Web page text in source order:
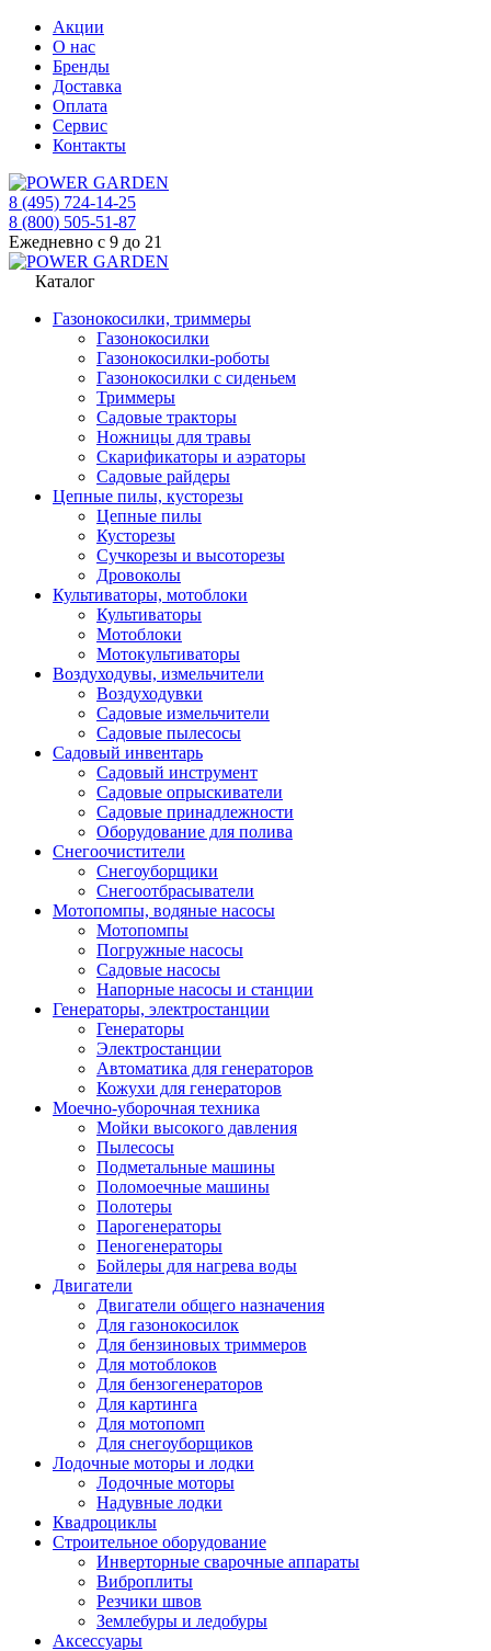
Акции
О нас
Бренды
Доставка
Оплата
Сервис
Контакты
8 (495) 724-14-25
8 (800) 505-51-87
Ежедневно с 9 до 21
Каталог
Газонокосилки, триммеры
Газонокосилки
Газонокосилки-роботы
Газонокосилки с сиденьем
Триммеры
Садовые тракторы
Ножницы для травы
Скарификаторы и аэраторы
Садовые райдеры
Цепные пилы, кусторезы
Цепные пилы
Кусторезы
Сучкорезы и высоторезы
Дровоколы
Культиваторы, мотоблоки
Культиваторы
Мотоблоки
Мотокультиваторы
Воздуходувы, измельчители
Воздуходувки
Садовые измельчители
Садовые пылесосы
Садовый инвентарь
Садовый инструмент
Садовые опрыскиватели
Садовые принадлежности
Оборудование для полива
Снегоочистители
Снегоуборщики
Снегоотбрасыватели
Мотопомпы, водяные насосы
Мотопомпы
Погружные насосы
Садовые насосы
Напорные насосы и станции
Генераторы, электростанции
Генераторы
Электростанции
Автоматика для генераторов
Кожухи для генераторов
Моечно-уборочная техника
Мойки высокого давления
Пылесосы
Подметальные машины
Поломоечные машины
Полотеры
Парогенераторы
Пеногенераторы
Бойлеры для нагрева воды
Двигатели
Двигатели общего назначения
Для газонокосилок
Для бензиновых триммеров
Для мотоблоков
Для бензогенераторов
Для картинга
Для мотопомп
Для снегоуборщиков
Лодочные моторы и лодки
Лодочные моторы
Надувные лодки
Квадроциклы
Строительное оборудование
Инверторные сварочные аппараты
Виброплиты
Резчики швов
Землебуры и ледобуры
Аксессуары